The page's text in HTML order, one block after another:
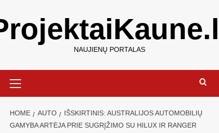
NAUJIENŲ PORTALAS
HOME AUTO
IŠSKIRTINIS: AUSTRALIJOS AUTOMOBILIŲ
GAMYBA ARTĖJA PRIE SUGRĮŽIMO SU HILUX IR RANGER